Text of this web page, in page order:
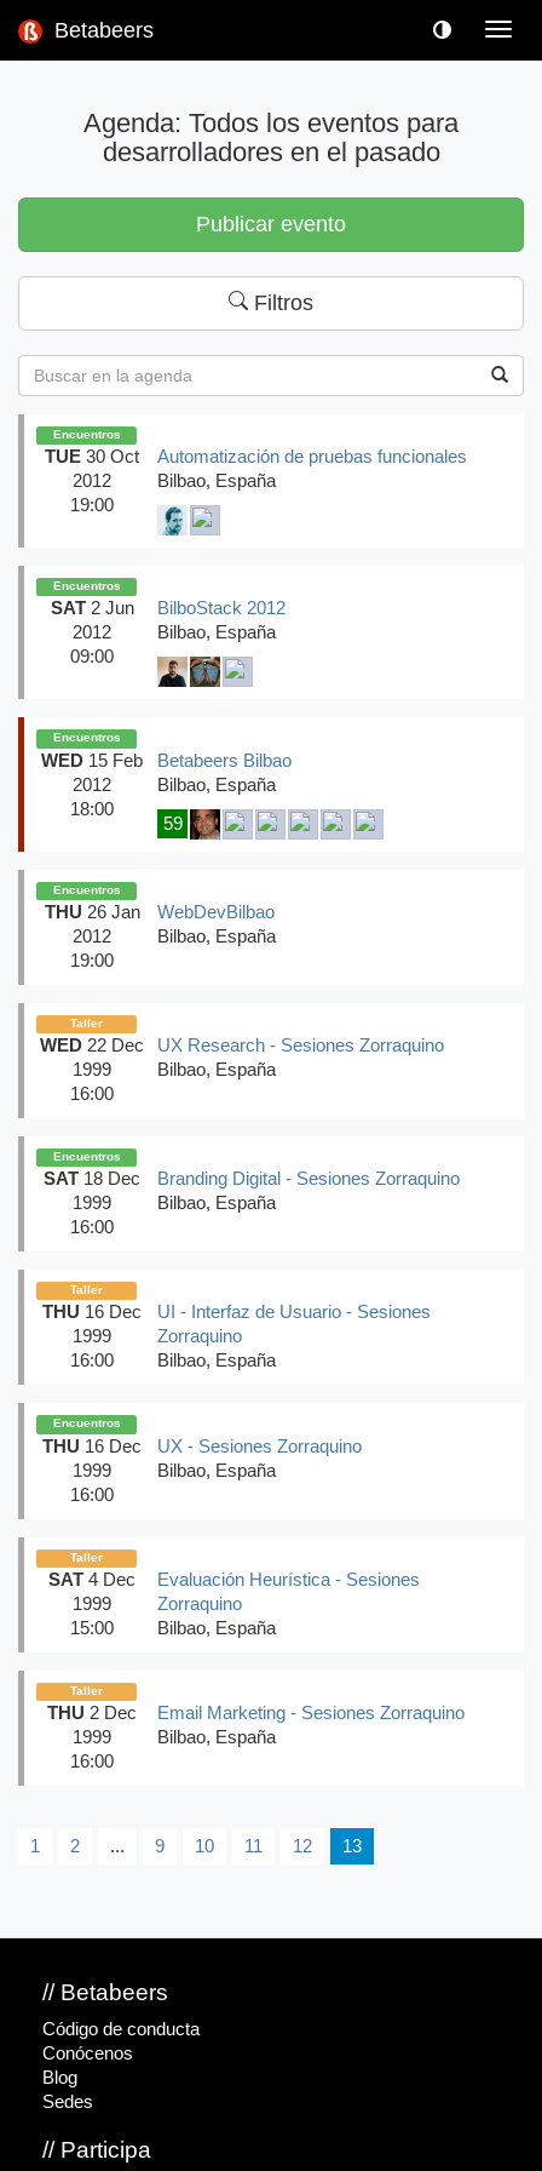
Betabeers
Agenda: Todos los eventos para
desarrolladores en el pasado
Publicar evento
Filtros
Encuentros
TUE 30 Oct
2012
19:00
Automatización de pruebas funcionales
Bilbao, España
Encuentros
SAT2 Jun
2012
09:00
BilboStack 2012
Bilbao, España
Encuentros
WED 15 Feb
2012
18:00
Betabeers Bilbao
Bilbao, España
59
Encuentros
THU 26 Jan
2012
19:00
WebDevBilbao
Bilbao, España
Taller
WED 22 Dec
1999
16:00
UX Research - Sesiones Zorraquino
Bilbao, España
Encuentros
SAT 18 Dec
1999
16:00
Branding Digital - Sesiones Zorraquino
Bilbao, España
Taller
THU 16 Dec
1999
16:00
UI - Interfaz de Usuario - Sesiones
Zorraquino
Bilbao, España
Encuentros
THU 16 Dec
1999
16:00
UX - Sesiones Zorraquino
Bilbao, España
Taller
SAT 4 Dec
1999
15:00
Evaluación Heurística - Sesiones
Zorraquino
Bilbao, España
Taller
THU 2 Dec
1999
16:00
Email Marketing - Sesiones Zorraquino
Bilbao, España
1 2 ... 9 10 11 12 13
// Betabeers
Código de conducta
Conócenos
Blog
Sedes
// Participa